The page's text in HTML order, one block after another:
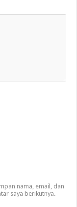
nama, email, dan
saya berikutnya.